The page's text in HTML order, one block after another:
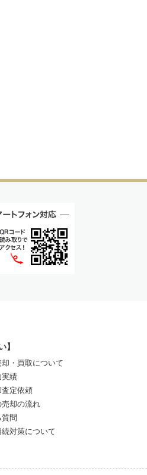
】
・買取について
実績
定依頼
却の流れ
質問
対策について